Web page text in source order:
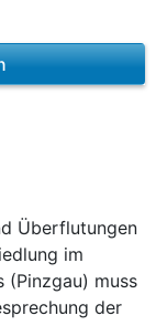
Überflutungen
im
(Pinzgau) muss
der